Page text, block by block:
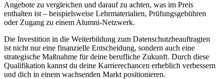
Angebote zu vergleichen und darauf zu achten, was im Preis
enthalten ist – beispielsweise Lehrmaterialien, Prüfungsgebühren
oder Zugang zu einem Alumni-Netzwerk.
Die Investition in die Weiterbildung zum Datenschutzbeauftragten
ist nicht nur eine finanzielle Entscheidung, sondern auch eine
strategische Maßnahme für deine berufliche Zukunft. Durch diese
Qualifikation kannst du deine Karrierechancen erheblich verbessern
und dich in einem wachsenden Markt positionieren.